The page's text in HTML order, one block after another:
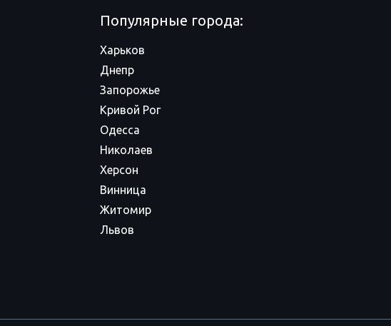
Популярные города:
Харьков
Днепр
Запорожье
Кривой Рог
Одесса
Николаев
Херсон
Винница
Житомир
Львов